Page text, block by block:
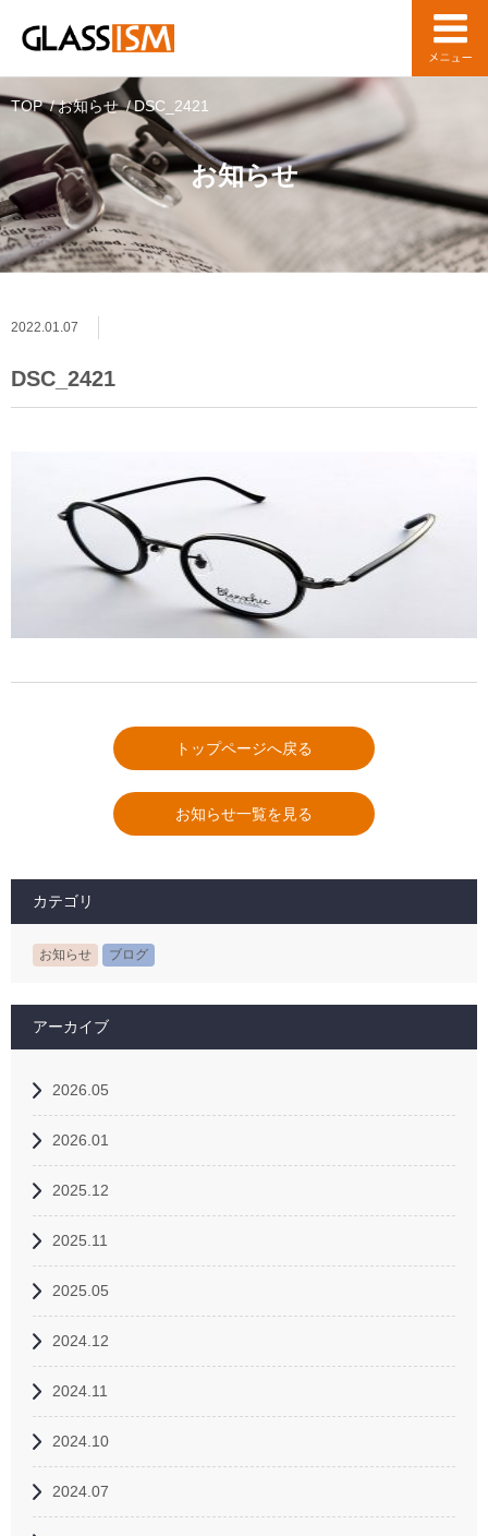
お知らせ
TOP お知らせ DSC_2421
2022.01.07
DSC_2421
トップページへ戻る
お知らせ一覧を見る
カテゴリ
お知らせ ブログ
アーカイブ
2026.05
2026.01
2025.12
2025.11
2025.05
2024.12
2024.11
2024.10
2024.07